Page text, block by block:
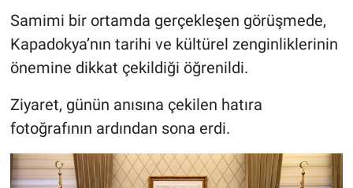
Samimi bir ortamda gerçekleşen görüşmede,
Kapadokya’nın tarihi ve kültürel zenginliklerinin
önemine dikkat çekildiği öğrenildi.
Ziyaret, günün anısına çekilen hatıra
fotoğrafının ardından sona erdi.
Kültür - Sanat
Politika
Magazin
Çevre
Haberde İnsan